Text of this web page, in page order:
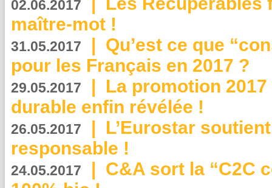
02.06.2017
maître-mot !
31.05.2017 | Qu’est ce que
pour les Français en 2017 ?
29.05.2017 | La promotion
durable enfin révélée !
26.05.2017 | L’Eurostar
responsable !
24.05.2017 | C&A sort la “C2C